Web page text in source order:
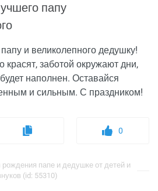
папу
и великолепного дедушку!
красят, заботой окружают дни,
наполнен. Оставайся
и сильным. С праздником!
0
папе и дедушке от детей и
(id: 55310)